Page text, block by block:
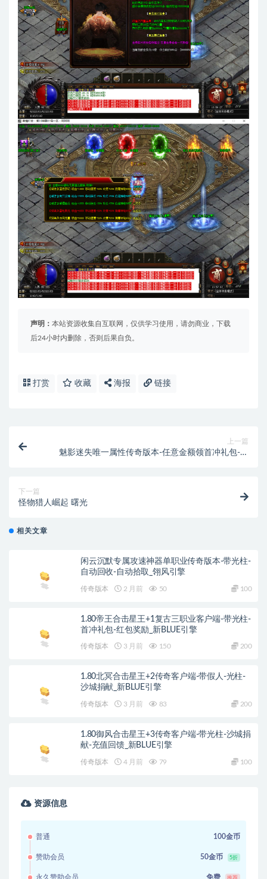
声明： 本站资源收集自互联网，仅供学习使用，请勿商业，下载
后24小时内删除，否则后果自负。
打赏 收藏 海报 链接
上一篇
魅影迷失唯一属性传奇版本-任意金额领首冲礼包-简
下一篇
怪物猎人崛起 曙光
相关文章
闲云沉默专属攻速神器单职业传奇版本-带光柱-
自动回收-自动拾取_翎风引擎
传奇版本 2 月前 50 100
1.80帝王合击星王+1复古三职业客户端-带光柱-
首冲礼包-红包奖励_新BLUE引擎
传奇版本 3 月前 150 200
1.80北冥合击星王+2传奇客户端-带假人-光柱-
沙城捐献_新BLUE引擎
传奇版本 3 月前 83 200
1.80御风合击星王+3传奇客户端-带光柱-沙城捐
献-充值回馈_新BLUE引擎
传奇版本 4 月前 79 100
资源信息
普通 100金币
赞助会员 50金币 5折
永久赞助会员 免费 推荐